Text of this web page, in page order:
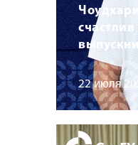
22 июля